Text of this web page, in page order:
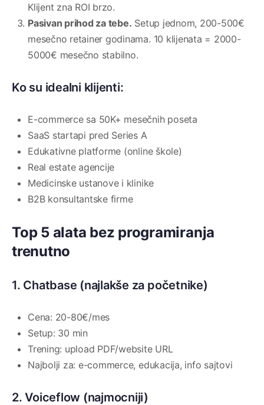
Klijent zna ROI brzo.
Pasivan prihod za tebe. Setup jednom, 200-500€
mesečno retainer godinama. 10 klijenata = 2000-
5000€ mesečno stabilno.
Ko su idealni klijenti:
E-commerce sa 50K+ mesečnih poseta
SaaS startapi pred Series A
Edukativne platforme (online škole)
Real estate agencije
Medicinske ustanove i klinike
B2B konsultantske firme
Top 5 alata bez programiranja
trenutno
1. Chatbase (najlakše za početnike)
Cena: 20-80€/mes
Setup: 30 min
Trening: upload PDF/website URL
Najbolji za: e-commerce, edukacija, info sajtovi
2. Voiceflow (najmocniji)